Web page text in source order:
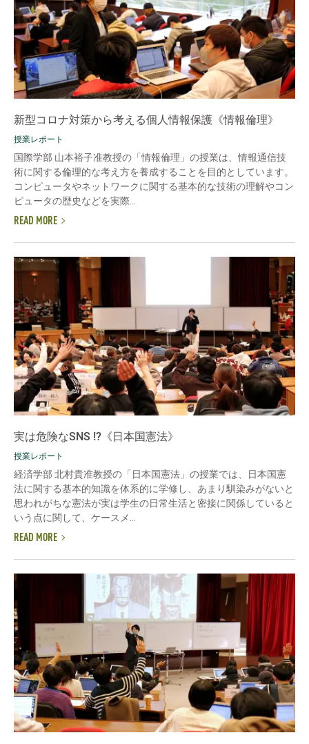
新型コロナ対策から考える個人情報保護《情報倫理》
授業レポート
国際学部 山本裕子准教授の「情報倫理」の授業は、情報通信技
術に関する倫理的な考え方を養成することを目的としています。
コンピュータやネットワークに関する基本的な技術の理解やコン
ピュータの歴史などを実際...
READ MORE
実は危険なSNS !?《日本国憲法》
授業レポート
経済学部 北村貴准教授の「日本国憲法」の授業では、日本国憲
法に関する基本的知識を体系的に学修し、あまり馴染みがないと
思われがちな憲法が実は学生の日常生活と密接に関係していると
いう点に関して、ケースメ...
READ MORE